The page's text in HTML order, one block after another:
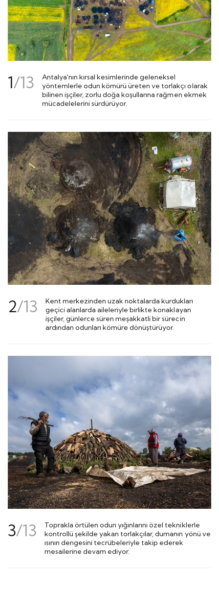
1/13
Antalya'nın kırsal kesimlerinde geleneksel
yöntemlerle odun kömürü üreten ve torlakçı olarak
bilinen işçiler, zorlu doğa koşullarına rağmen ekmek
mücadelelerini sürdürüyor.
2/13
Kent merkezinden uzak noktalarda kurdukları
geçici alanlarda aileleriyle birlikte konaklayan
işçiler, günlerce süren meşakkatli bir sürecin
ardından odunları kömüre dönüştürüyor.
3/13
Toprakla örtülen odun yığınlarını özel tekniklerle
kontrollü şekilde yakan torlakçılar, dumanın yönü ve
ısının dengesini tecrübeleriyle takip ederek
mesailerine devam ediyor.